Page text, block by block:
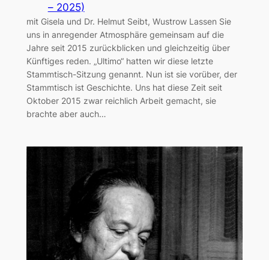
– 2025)
mit Gisela und Dr. Helmut Seibt, Wustrow Lassen Sie
uns in anregender Atmosphäre gemeinsam auf die
Jahre seit 2015 zurückblicken und gleichzeitig über
Künftiges reden. „Ultimo“ hatten wir diese letzte
Stammtisch-Sitzung genannt. Nun ist sie vorüber, der
Stammtisch ist Geschichte. Uns hat diese Zeit seit
Oktober 2015 zwar reichlich Arbeit gemacht, sie
brachte aber auch…